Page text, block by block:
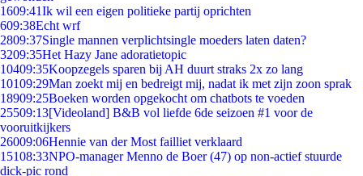
1609:41Ik wil een eigen politieke partij oprichten
609:38Echt wrf
2809:37Single mannen verplichtsingle moeders laten daten?
3209:35Het Hazy Jane adoratietopic
10409:35Koopzegels sparen bij AH duurt straks 2x zo lang
10109:29Man zoekt mij en bedreigt mij, nadat ik met zijn zoon sprak
18909:25Boeken worden opgekocht om chatbots te voeden
25509:13[Videoland] B&B vol liefde 6de seizoen #1 voor de
vooruitkijkers
26009:06Hennie van der Most failliet verklaard
15108:33NPO-manager Menno de Boer (47) op non-actief stuurde
dick-pic rond